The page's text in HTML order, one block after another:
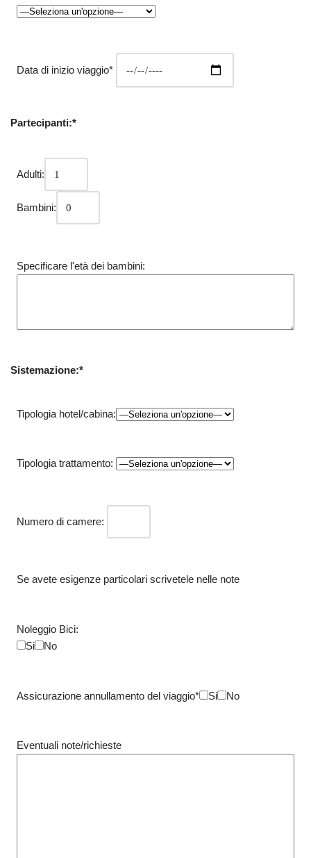
Data di inizio viaggio*
Partecipanti:*
Adulti:
Bambini:
Specificare l'età dei bambini:
Sistemazione:*
Tipologia hotel/cabina:
Tipologia trattamento:
Numero di camere:
Se avete esigenze particolari scrivetele nelle note
Noleggio Bici:
Si
No
Assicurazione annullamento del viaggio* Si No
Eventuali note/richieste